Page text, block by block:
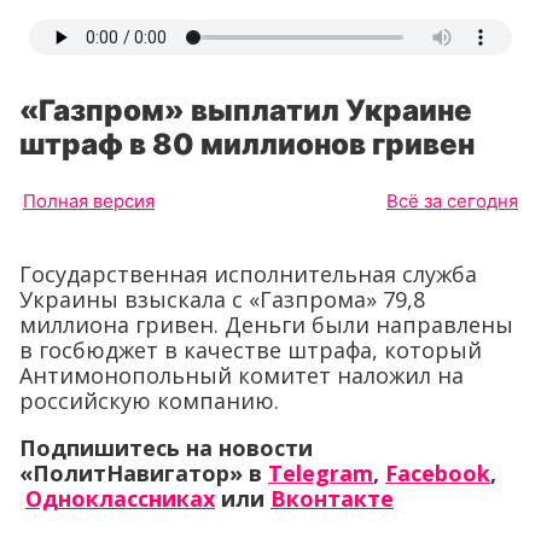
«Газпром» выплатил Украине
штраф в 80 миллионов гривен
Полная версия Всё за сегодня
Государственная исполнительная служба
Украины взыскала с «Газпрома» 79,8
миллиона гривен. Деньги были направлены
в госбюджет в качестве штрафа, который
Антимонопольный комитет наложил на
российскую компанию.
Подпишитесь на новости
«ПолитНавигатор» в Telegram, Facebook,
Одноклассниках или Вконтакте